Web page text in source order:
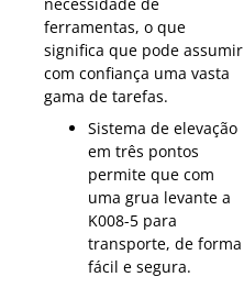
ferramentas, o que
significa que pode assumir
com confiança uma vasta
gama de tarefas.
Sistema de elevação
em três pontos
permite que com
uma grua levante a
K008-5 para
transporte, de forma
fácil e segura.